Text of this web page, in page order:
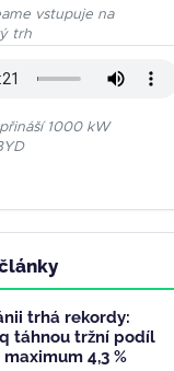
vstupuje na
trh
1000 kW
trhá rekordy:
táhnou tržní podíl
4,3 %